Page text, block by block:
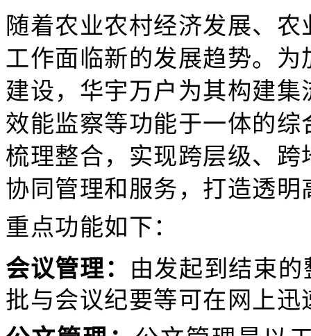
随着农业农村经济发展、
工作面临新的发展趋势。
建设，华宇万户为其构建
效能监察等功能于一体的
梳理整合，实现跨层级、
协同管理和服务，打造透
重点功能如下：
会议管理： 由发起到结束
批与会议纪要等可在网上